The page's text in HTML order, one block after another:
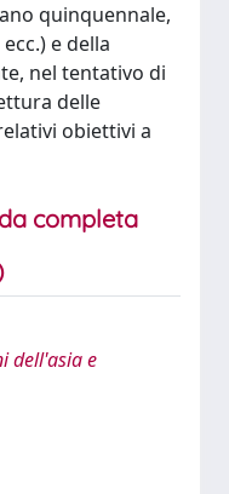
quinquennale,
e della
nel tentativo di
delle
obiettivi a
completa
dell'asia e